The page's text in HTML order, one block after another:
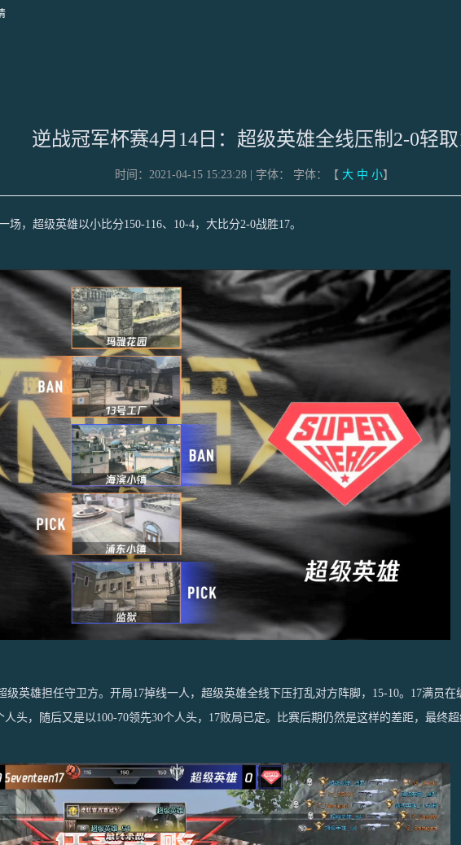
逆战冠军杯赛4月14日：超级英雄全线压制2-0轻取
时间：2021-04-15 15:23:28 | 字体： 字体：【 大 中 小】
超级英雄以小比分150-116、10-4，大比分2-0战胜17。
雄担任守卫方。开局17掉线一人，超级英雄全线下压打乱对方阵脚，15-10。17满员在
头，随后又是以100-70领先30个人头，17败局已定。比赛后期仍然是这样的差距，最终超